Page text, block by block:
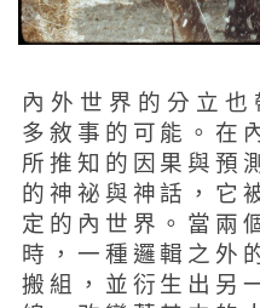
內外世界的分立
多敘事的可能。在
所推知的因果與預
的神祕與神話，它
定的內世界。當兩
時，一種邏輯之外
搬組，並衍生出另